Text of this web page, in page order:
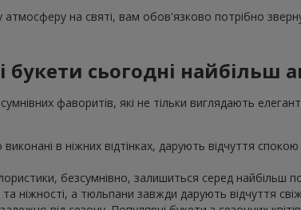
на святі, вам обов'язково потрібно
букети сьогодні найбільш
фаворитів, які не тільки виглядають
в ніжних відтінках, дарують відчуття
безсумнівно, залишиться серед найбільш
ніжності, а тюльпани завжди дарують відчуття